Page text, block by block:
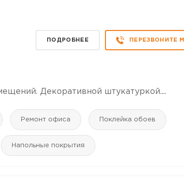
ПОДРОБНЕЕ ПЕРЕЗВОНИТЕ
Декоративной штукатуркой....
Ремонт офиса Поклейка обоев
Напольные покрытия